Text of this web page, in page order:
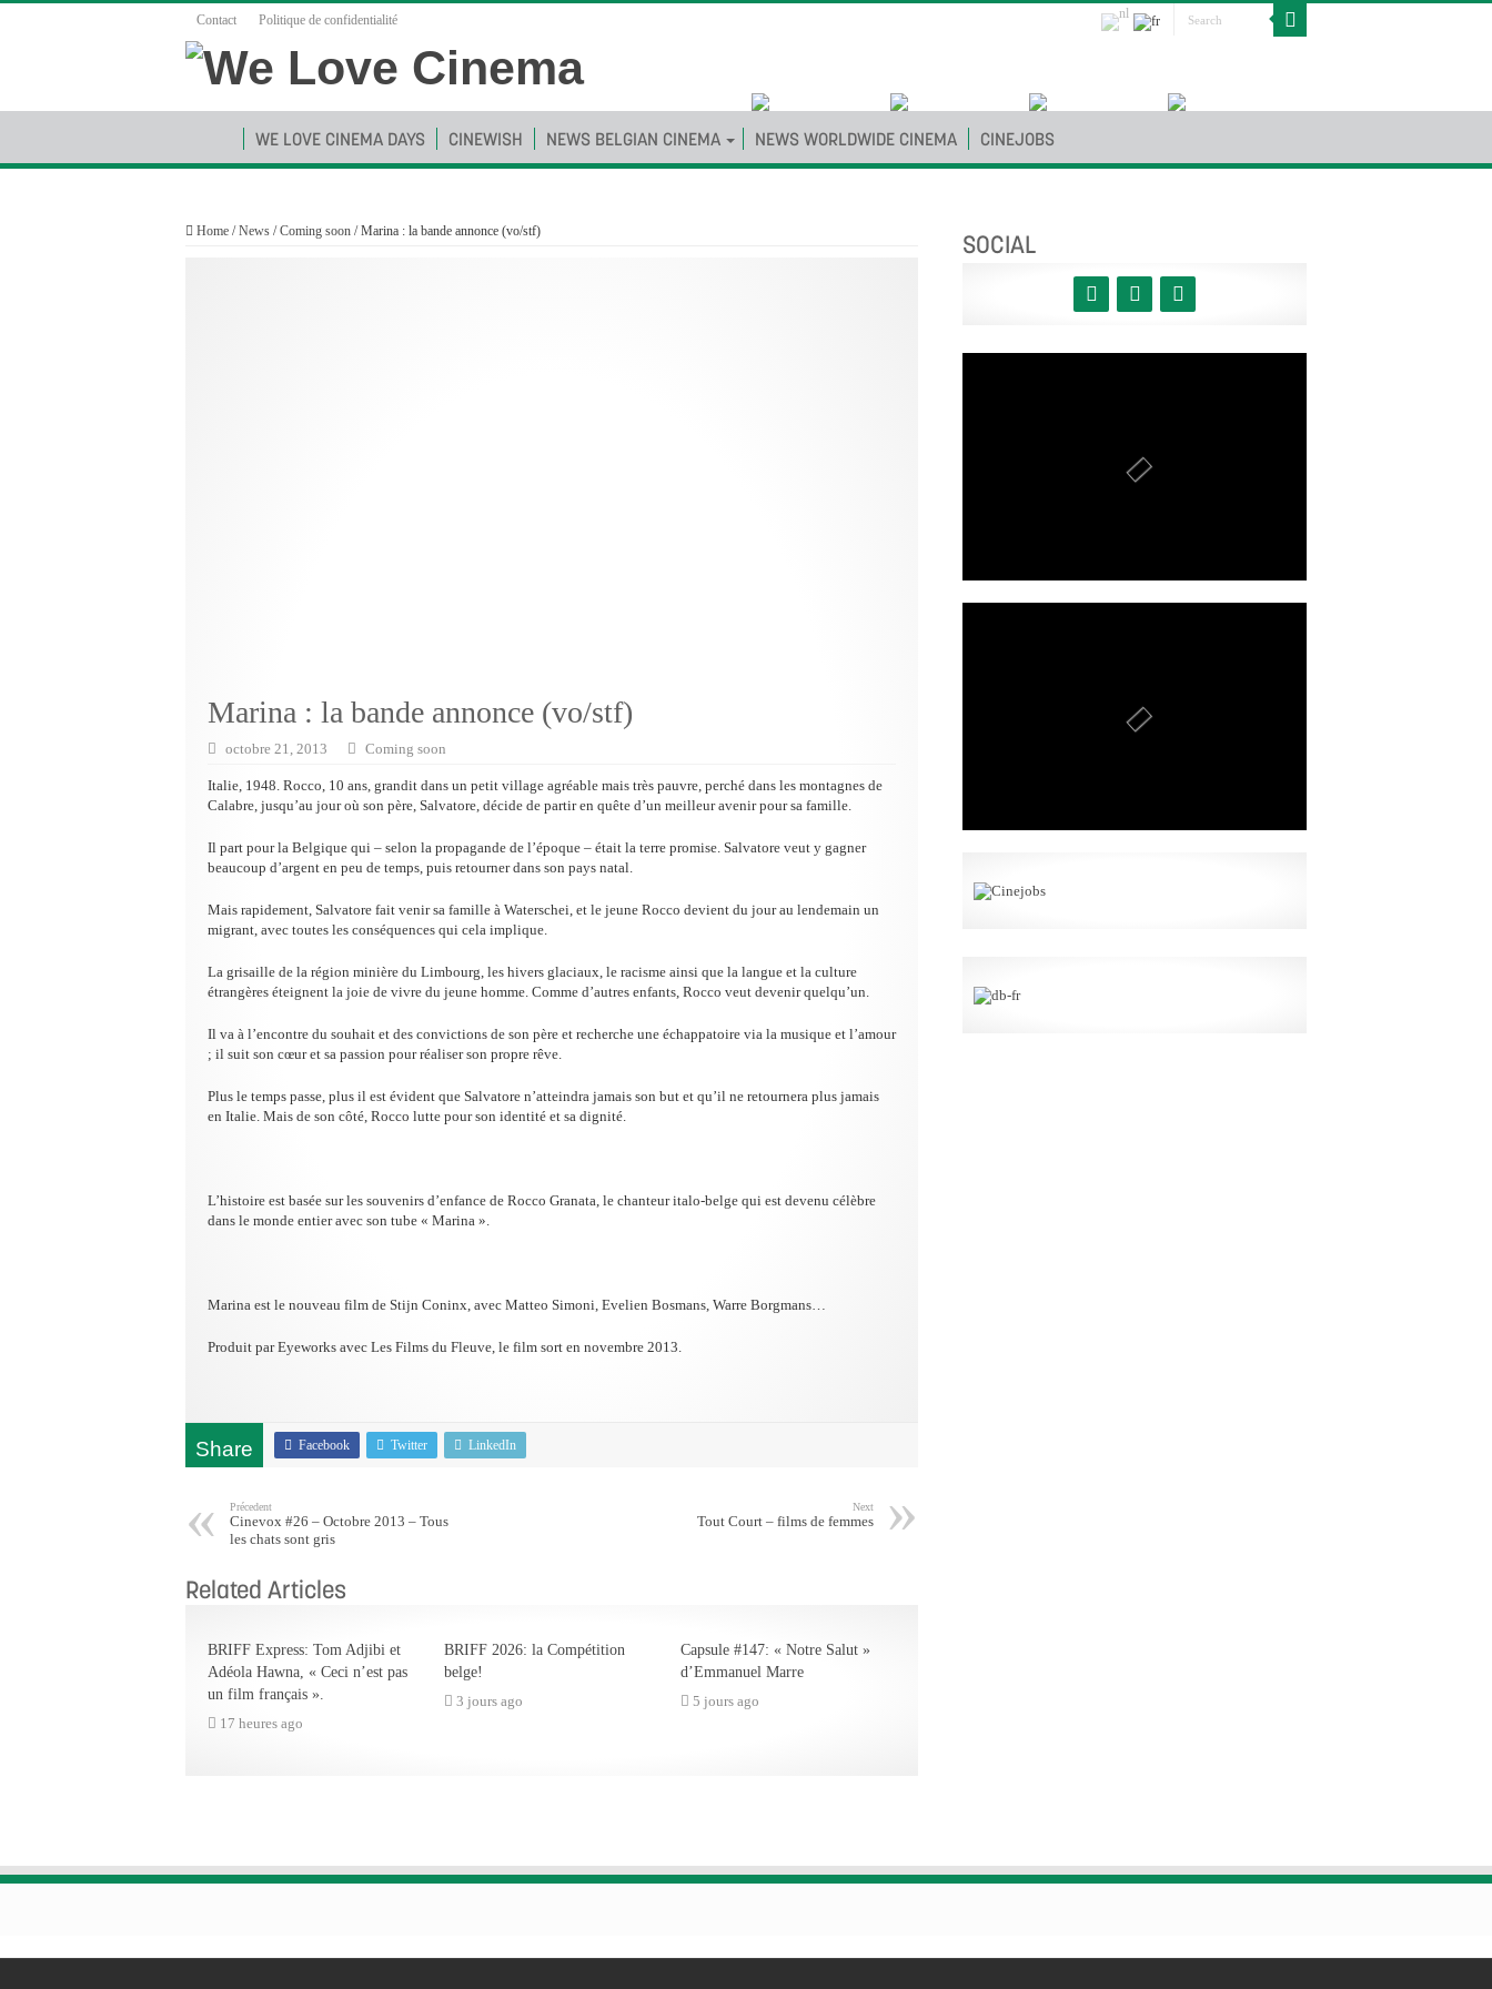
Contact Politique de confidentialité
WE LOVE CINEMA DAYS CINEWISH NEWS BELGIAN CINEMA NEWS WORLDWIDE CINEMA CINEJOBS
Home / News / Coming soon / Marina : la bande annonce (vo/stf)
Marina : la bande annonce (vo/stf)
octobre 21, 2013 Coming soon
Italie, 1948. Rocco, 10 ans, grandit dans un petit village agréable mais très pauvre, perché dans les montagnes de
Calabre, jusqu’au jour où son père, Salvatore, décide de partir en quête d’un meilleur avenir pour sa famille.
Il part pour la Belgique qui – selon la propagande de l’époque – était la terre promise. Salvatore veut y gagner
beaucoup d’argent en peu de temps, puis retourner dans son pays natal.
Mais rapidement, Salvatore fait venir sa famille à Waterschei, et le jeune Rocco devient du jour au lendemain un
migrant, avec toutes les conséquences qui cela implique.
La grisaille de la région minière du Limbourg, les hivers glaciaux, le racisme ainsi que la langue et la culture
étrangères éteignent la joie de vivre du jeune homme. Comme d’autres enfants, Rocco veut devenir quelqu’un.
Il va à l’encontre du souhait et des convictions de son père et recherche une échappatoire via la musique et l’amour
; il suit son cœur et sa passion pour réaliser son propre rêve.
Plus le temps passe, plus il est évident que Salvatore n’atteindra jamais son but et qu’il ne retournera plus jamais
en Italie. Mais de son côté, Rocco lutte pour son identité et sa dignité.
L’histoire est basée sur les souvenirs d’enfance de Rocco Granata, le chanteur italo-belge qui est devenu célèbre
dans le monde entier avec son tube « Marina ».
Marina est le nouveau film de Stijn Coninx, avec Matteo Simoni, Evelien Bosmans, Warre Borgmans…
Produit par Eyeworks avec Les Films du Fleuve, le film sort en novembre 2013.
Share Facebook Twitter LinkedIn
Précedent
Cinevox #26 – Octobre 2013 – Tous
les chats sont gris
Next
Tout Court – films de femmes
Related Articles
BRIFF Express: Tom Adjibi et
Adéola Hawna, « Ceci n’est pas
un film français ».
17 heures ago
BRIFF 2026: la Compétition
belge!
3 jours ago
Capsule #147: « Notre Salut »
d’Emmanuel Marre
5 jours ago
SOCIAL